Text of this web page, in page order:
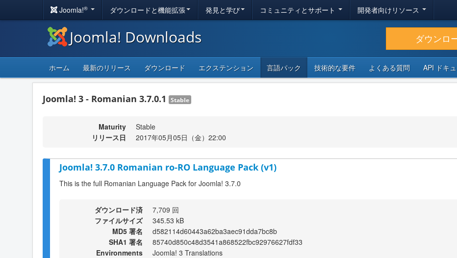
Joomla!® ダウンロードと機能拡張 発見と学び コミュニティとサポート 開発者向けリソース
Joomla! Downloads ダウンロ
ホーム 最新のリリース ダウンロード エクステンション 言語パック 技術的な要件 よくある質問 API ドキ
Joomla! 3 - Romanian 3.7.0.1 Stable
Maturity
Stable
リリース日
2017年05月05日（金）22:00
Joomla! 3.7.0 Romanian ro-RO Language Pack (v1)
This is the full Romanian Language Pack for Joomla! 3.7.0
ダウンロード済
7,709 回
ファイルサイズ
345.53 kB
MD5 署名
d582114d60443a62ba3aec91dda7bc8b
SHA1 署名
85740d850c48d3541a868522fbc92976627fdf33
Environments
Joomla! 3 Translations